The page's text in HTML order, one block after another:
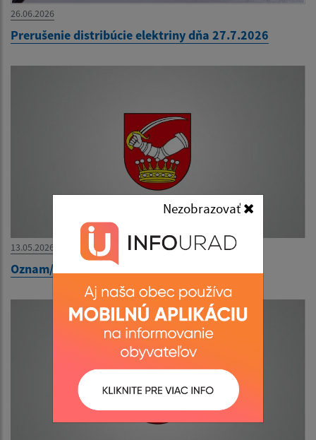
Nezobrazovať
26.06.2026
Prerušenie distribúcie elektriny dňa 27.7.2026
13.05.2026
Oznam/Értesítés